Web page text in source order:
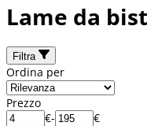
Lame da
Filtra
Ordina per
Prezzo
€- €